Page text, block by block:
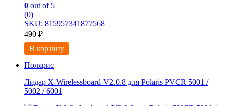
0 out of 5
(0)
SKU: 815957341877568
490 ₽
В корзину
Полярис
Лидар X-Wirelessboard-V2.0.8 для Polaris PVCR 5001 /
5002 / 6001